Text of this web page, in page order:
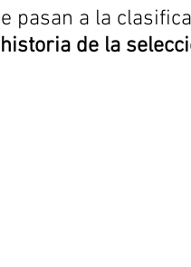
e Internacionales
pasan a la
de la